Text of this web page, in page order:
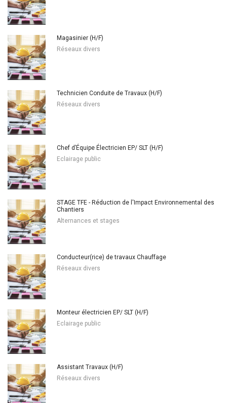
Magasinier (H/F)
Réseaux divers
Technicien Conduite de Travaux (H/F)
Réseaux divers
Chef d’Équipe Électricien EP/ SLT (H/F)
Eclairage public
STAGE TFE - Réduction de l'Impact Environnemental des
Chantiers
Alternances et stages
Conducteur(rice) de travaux Chauffage
Réseaux divers
Monteur électricien EP/ SLT (H/F)
Eclairage public
Assistant Travaux (H/F)
Réseaux divers